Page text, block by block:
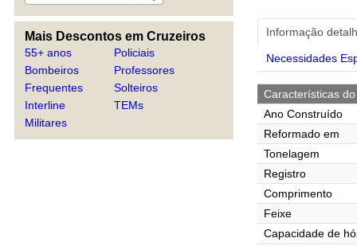
Mais Descontos em Cruzeiros
55+ anos
Bombeiros
Frequentes
Interline
Militares
Policiais
Professores
Solteiros
TEMs
Informação
Necessidades
Características
Ano Construído
Reformado em
Tonelagem
Registro
Comprimento
Feixe
Capacidade de